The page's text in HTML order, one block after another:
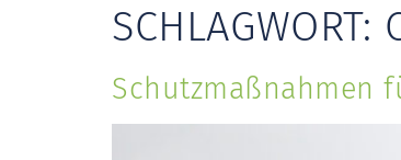
SCHLAGWORT:
Schutzmaßnahmen